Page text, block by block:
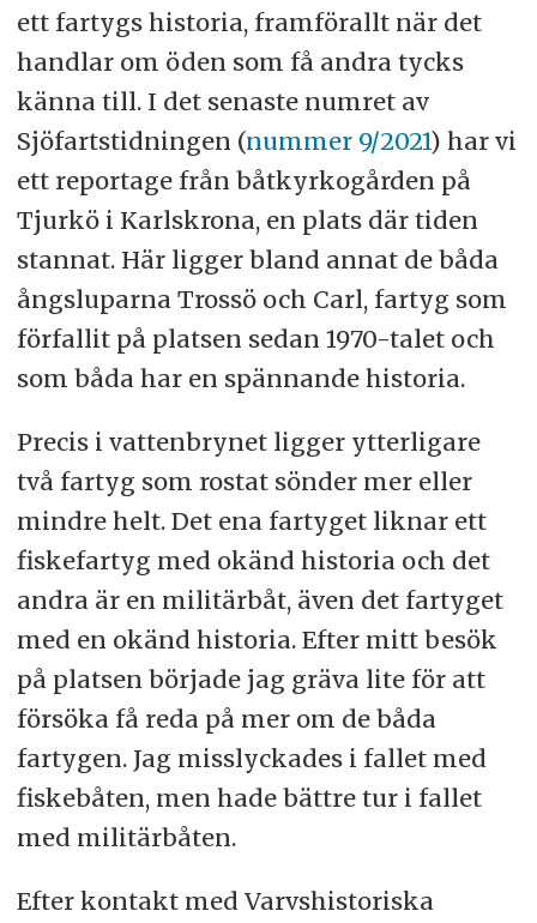
ett fartygs historia, framförallt när det
handlar om öden som få andra tycks
känna till. I det senaste numret av
Sjöfartstidningen (nummer 9/2021) har vi
ett reportage från båtkyrkogården på
Tjurkö i Karlskrona, en plats där tiden
stannat. Här ligger bland annat de båda
ångsluparna Trossö och Carl, fartyg som
förfallit på platsen sedan 1970-talet och
som båda har en spännande historia.
Precis i vattenbrynet ligger ytterligare
två fartyg som rostat sönder mer eller
mindre helt. Det ena fartyget liknar ett
fiskefartyg med okänd historia och det
andra är en militärbåt, även det fartyget
med en okänd historia. Efter mitt besök
på platsen började jag gräva lite för att
försöka få reda på mer om de båda
fartygen. Jag misslyckades i fallet med
fiskebåten, men hade bättre tur i fallet
med militärbåten.
Efter kontakt med Varvshistoriska